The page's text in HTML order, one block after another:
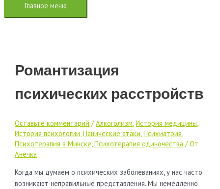
Главное меню
Романтизация
психических расстройств
Оставьте комментарий /Алкоголизм,История медицины,
История психологии,Панические атаки,Психиатрия,
Психотерапия в Минске,Психотерапия одиночества / От
Анечка
Когда мы думаем о психических заболеваниях, у нас часто
возникают неправильные представления. Мы немедленно